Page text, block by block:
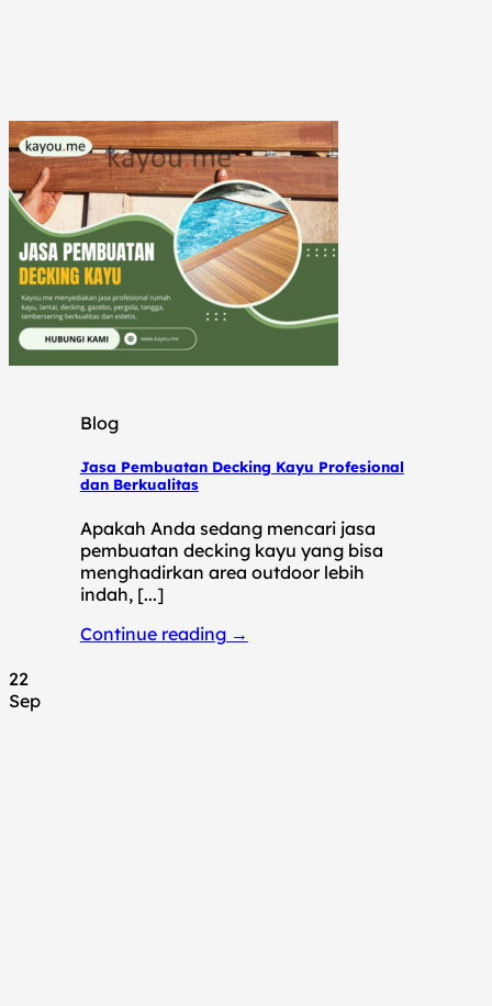
Blog
Jasa Pembuatan Decking Kayu Profesional
dan Berkualitas
Apakah Anda sedang mencari jasa
pembuatan decking kayu yang bisa
menghadirkan area outdoor lebih
indah, [...]
Continue reading →
22
Sep